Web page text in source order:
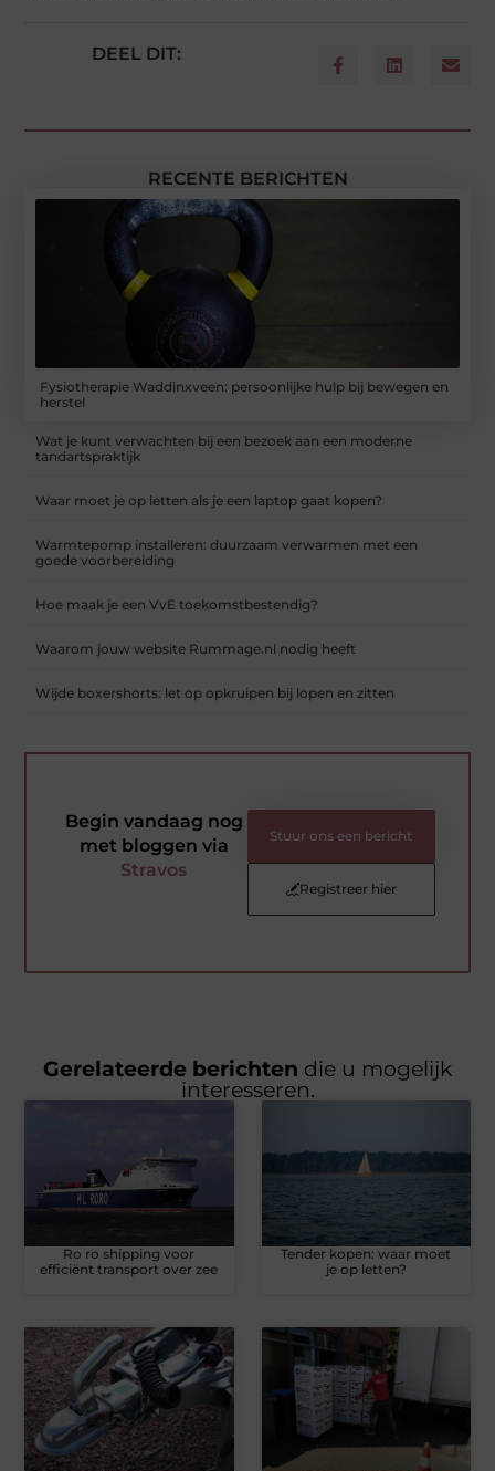
DEEL DIT:
RECENTE BERICHTEN
Fysiotherapie Waddinxveen: persoonlijke hulp bij bewegen en
herstel
Wat je kunt verwachten bij een bezoek aan een moderne
tandartspraktijk
Waar moet je op letten als je een laptop gaat kopen?
Warmtepomp installeren: duurzaam verwarmen met een
goede voorbereiding
Hoe maak je een VvE toekomstbestendig?
Waarom jouw website Rummage.nl nodig heeft
Wijde boxershorts: let op opkruipen bij lopen en zitten
Begin vandaag nog
met bloggen via
Stravos
Stuur ons een bericht
Registreer hier
Gerelateerde berichten die u mogelijk
interesseren.
Ro ro shipping voor
efficiënt transport over zee
Tender kopen: waar moet
je op letten?